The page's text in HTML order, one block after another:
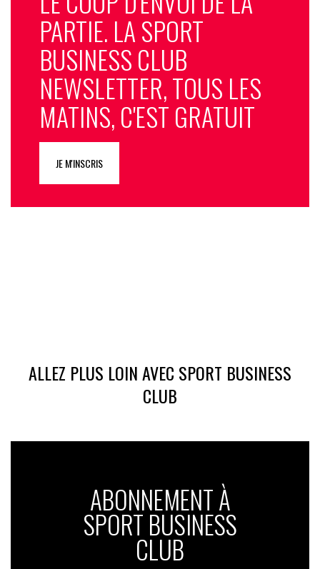
PARTIE. LA SPORT
BUSINESS CLUB
NEWSLETTER, TOUS LES
MATINS, C'EST GRATUIT
JE M'INSCRIS
ALLEZ PLUS LOIN AVEC SPORT BUSINESS
CLUB
ABONNEMENT À
SPORT BUSINESS
CLUB